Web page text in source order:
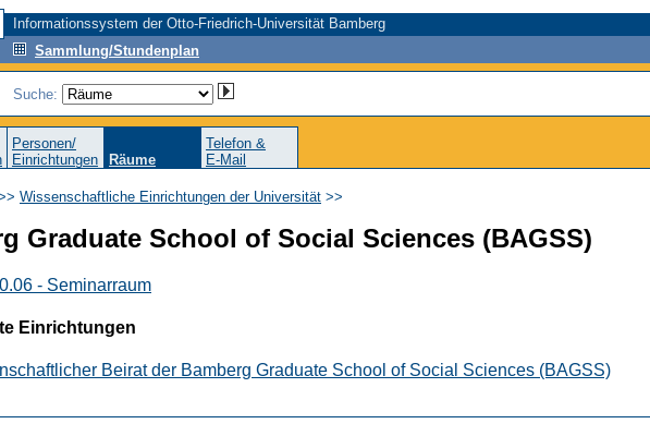
Informationssystem der Otto-Friedrich-Universität Bamberg
Sammlung/Stundenplan
Suche:
Personen/
Einrichtungen
Räume
Telefon &
E-Mail
Wissenschaftliche Einrichtungen der Universität >>
Graduate School of Social Sciences (BAGSS)
- Seminarraum
Einrichtungen
Beirat der Bamberg Graduate School of Social Sciences (BAGSS)